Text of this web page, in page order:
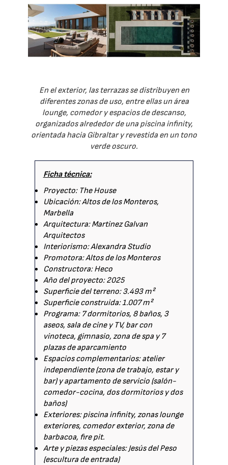
En el exterior, las terrazas se distribuyen en
diferentes zonas de uso, entre ellas un área
lounge, comedor y espacios de descanso,
organizados alrededor de una piscina infinity,
orientada hacia Gibraltar y revestida en un tono
verde oscuro.
Ficha técnica:
Proyecto: The House
Ubicación: Altos de los Monteros,
Marbella
Arquitectura: Martinez Galvan
Arquitectos
Interiorismo: Alexandra Studio
Promotora: Altos de los Monteros
Constructora: Heco
Año del proyecto: 2025
Superficie del terreno: 3.493 m²
Superficie construida: 1.007 m²
Programa: 7 dormitorios, 8 baños, 3
aseos, sala de cine y TV, bar con
vinoteca, gimnasio, zona de spa y 7
plazas de aparcamiento
Espacios complementarios: atelier
independiente (zona de trabajo, estar y
bar) y apartamento de servicio (salón-
comedor-cocina, dos dormitorios y dos
baños)
Exteriores: piscina infinity, zonas lounge
exteriores, comedor exterior, zona de
barbacoa, fire pit.
Arte y piezas especiales: Jesús del Peso
(escultura de entrada)